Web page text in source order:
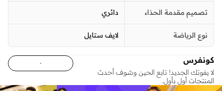
تصميم مقدمة الحذاء دائري
نوع الرياضة لايف ستايل
كونفرس
لا يفوتك الجديد! تابع الحين وشوف أحدث
المنتجات أول بأول.